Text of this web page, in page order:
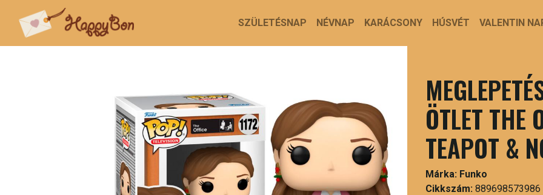
SZÜLETÉSNAP NÉVNAP KARÁCSONY HÚSVÉT VALENTIN
ÖTLET THE
TEAPOT &
Márka: Funko
Cikkszám: 889698573986